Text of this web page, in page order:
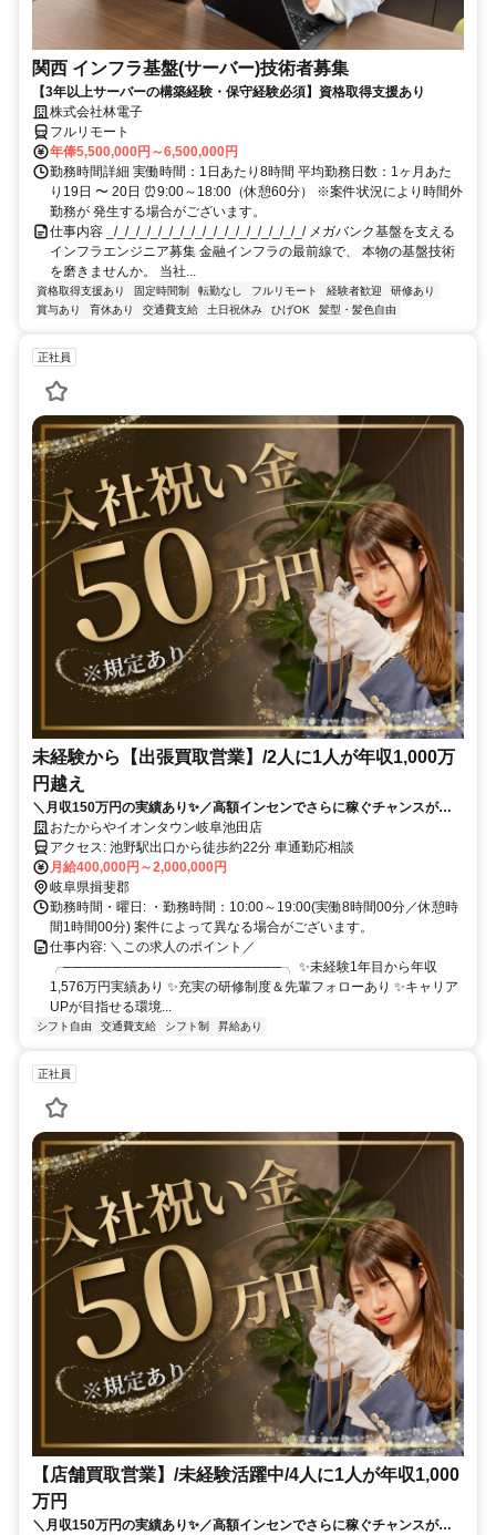
関西 インフラ基盤(サーバー)技術者募集
【3年以上サーバーの構築経験・保守経験必須】資格取得支援あり
株式会社林電子
フルリモート
年俸5,500,000円～6,500,000円
勤務時間詳細 実働時間：1日あたり8時間 平均勤務日数：1ヶ月あた
り19日 〜 20日 ⏰9:00～18:00（休憩60分） ※案件状況により時間外
勤務が 発生する場合がございます。
仕事内容 _/_/_/_/_/_/_/_/_/_/_/_/_/_/_/_/_/_/ メガバンク基盤を支える
インフラエンジニア募集 金融インフラの最前線で、 本物の基盤技術
を磨きませんか。 当社...
資格取得支援あり 固定時間制 転勤なし フルリモート 経験者歓迎
研修あり
賞与あり
育休あり 交通費支給 土日祝休み ひげOK 髪型・髪色自由
正社員
未経験から【出張買取営業】/2人に1人が年収1,000万
円越え
＼月収150万円の実績あり✨／高額インセンでさらに稼ぐチャンスがあ
ります❗ ✨賞与年2回✨入社祝い金あり ✅テレアポなし！✅飛び込みなし
✅土日希望休もOK✅女性も活躍中✅研修サポートも充実❗
おたからやイオンタウン岐阜池田店
アクセス: 池野駅出口から徒歩約22分 車通勤応相談
月給400,000円～2,000,000円
岐阜県揖斐郡
勤務時間・曜日: ・勤務時間：10:00～19:00(実働8時間00分／休憩時
間1時間00分) 案件によって異なる場合がございます。
仕事内容: ＼この求人のポイント／
╭──────────────────────╮ ✨未経験1年目から年収
1,576万円実績あり ✨充実の研修制度＆先輩フォローあり ✨キャリア
UPが目指せる環境...
シフト自由 交通費支給 シフト制 昇給あり
正社員
【店舗買取営業】/未経験活躍中/4人に1人が年収1,000
万円
＼月収150万円の実績あり✨／高額インセンでさらに稼ぐチャンスがあ